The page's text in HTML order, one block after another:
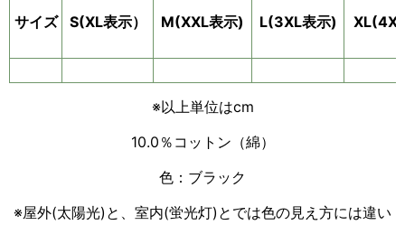
サイズ S(XL表示） M(XXL表示) L(3XL表示)
※以上単位はcm
10.0％コットン（綿）
色：ブラック
※屋外(太陽光)と、室内(蛍光灯)とでは色の見え方には違い